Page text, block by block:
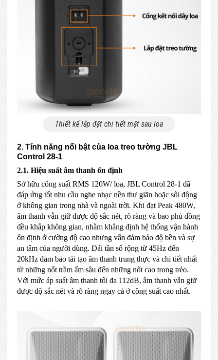
Thiết kế lắp đặt chi tiết mặt sau loa
2. Tính năng nổi bật của loa treo tường JBL
Control 28-1
2.1. Hiệu suất âm thanh ổn định
Sở hữu công suất RMS 120W/ loa, JBL Control 28-1 đã
đáp ứng tốt nhu cầu nghe nhạc nền thư giãn hoặc sôi động
ở không gian trong nhà và ngoài trời. Khi đạt Peak 480W,
âm thanh vẫn giữ được độ sắc nét, rõ ràng và bao phủ đồng
đều khắp không gian, nhằm khẳng định hệ thống vận hành
ổn định ở cường độ cao nhưng vẫn đảm bảo độ bền và sự
an tâm của người dùng. Dải tần số rộng từ 45Hz đến
20kHz đảm bảo tái tạo âm thanh trung thực và chi tiết nhất
từ những nốt trầm ấm sâu đến những nốt cao trong trẻo.
Với mức áp suất âm thanh tối đa 112dB, âm thanh vẫn giữ
được độ sắc nét và rõ ràng ngay cả ở công suất cao nhất.